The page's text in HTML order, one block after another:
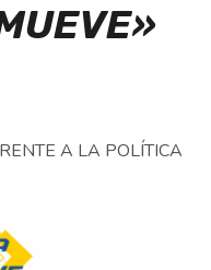
A LA POLÍTICA